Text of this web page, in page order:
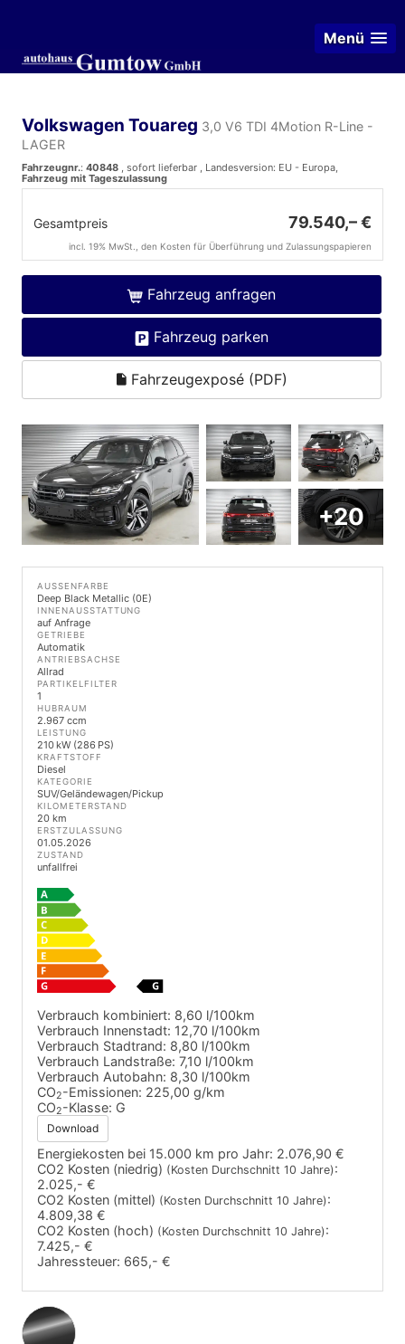
Menü
Volkswagen Touareg 3,0 V6 TDI 4Motion R-Line -
LAGER
Fahrzeugnr.: 40848 , sofort lieferbar , Landesversion: EU - Europa,
Fahrzeug mit Tageszulassung
Gesamtpreis 79.540,– €
incl. 19% MwSt., den Kosten für Überführung und Zulassungspapieren
Fahrzeug anfragen
Fahrzeug parken
Fahrzeugexposé (PDF)
+20
AUSSENFARBE
Deep Black Metallic (0E)
INNENAUSSTATTUNG
auf Anfrage
GETRIEBE
Automatik
ANTRIEBSACHSE
Allrad
PARTIKELFILTER
1
HUBRAUM
2.967 ccm
LEISTUNG
210 kW (286 PS)
KRAFTSTOFF
Diesel
KATEGORIE
SUV/Geländewagen/Pickup
KILOMETERSTAND
20 km
ERSTZULASSUNG
01.05.2026
ZUSTAND
unfallfrei
Verbrauch kombiniert: 8,60 l/100km
Verbrauch Innenstadt: 12,70 l/100km
Verbrauch Stadtrand: 8,80 l/100km
Verbrauch Landstraße: 7,10 l/100km
Verbrauch Autobahn: 8,30 l/100km
CO2-Emissionen: 225,00 g/km
CO2-Klasse: G
Download
Energiekosten bei 15.000 km pro Jahr: 2.076,90 €
CO2 Kosten (niedrig) (Kosten Durchschnitt 10 Jahre):
2.025,- €
CO2 Kosten (mittel) (Kosten Durchschnitt 10 Jahre):
4.809,38 €
CO2 Kosten (hoch) (Kosten Durchschnitt 10 Jahre):
7.425,- €
Jahressteuer: 665,- €